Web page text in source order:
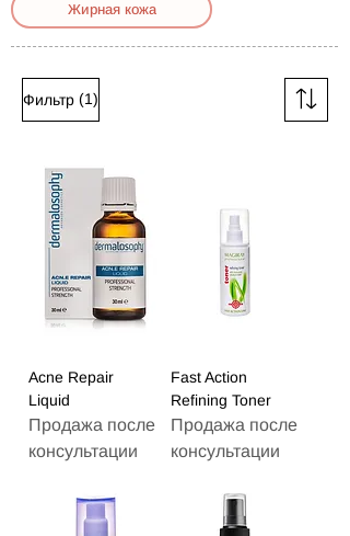
Жирная кожа
Фильтр (1)
Acne Repair
Liquid
Продажа после
консультации
Fast Action
Refining Toner
Продажа после
консультации